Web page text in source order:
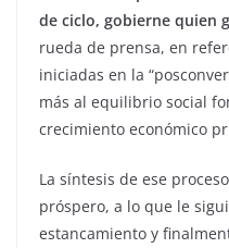
de ciclo, gobierne quien
rueda de prensa, en
iniciadas en la
más al equilibrio social
crecimiento económico
La síntesis de ese
próspero, a lo que le
estancamiento y